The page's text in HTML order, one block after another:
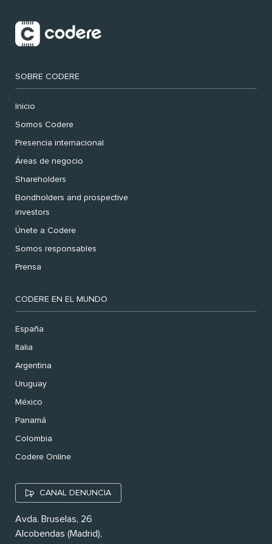
SOBRE CODERE
Inicio
Somos Codere
Presencia internacional
Áreas de negocio
Shareholders
Bondholders and prospective
investors
Únete a Codere
Somos responsables
Prensa
CODERE EN EL MUNDO
España
Italia
Argentina
Uruguay
México
Panamá
Colombia
Codere Online
CANAL DENUNCIA
Avda. Bruselas, 26
Alcobendas (Madrid),